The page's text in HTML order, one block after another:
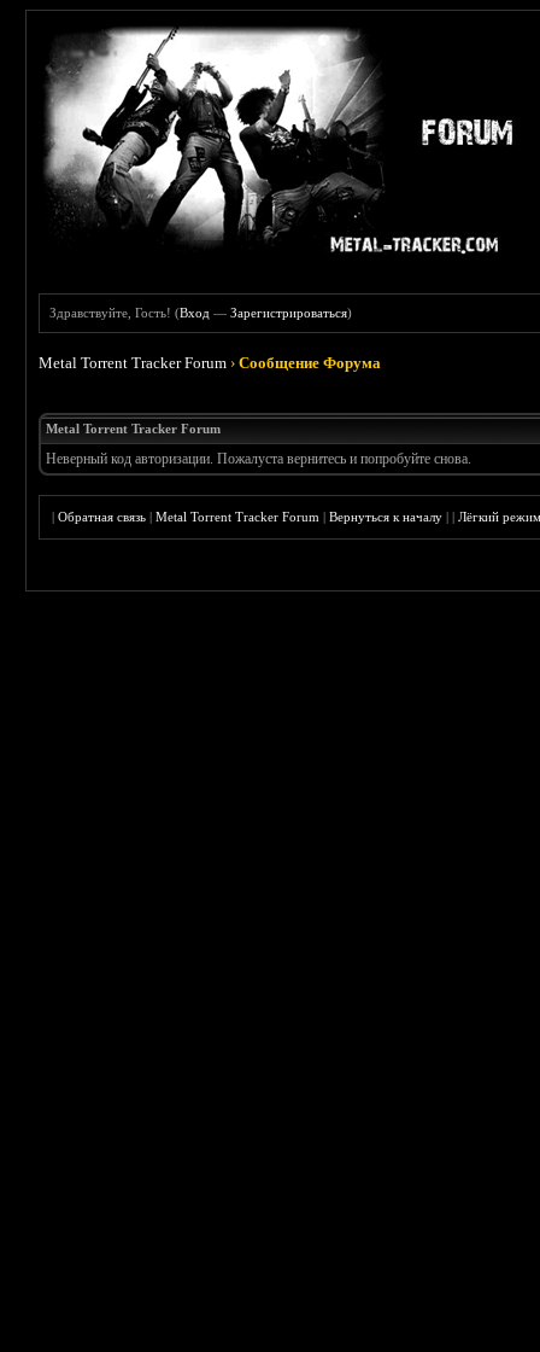
Здравствуйте, Гость! (Вход —Зарегистрироваться)
Metal Torrent Tracker Forum ›Сообщение Форума
Metal Torrent Tracker Forum
Неверный код авторизации. Пожалуста вернитесь и попробуйте снова.
|Обратная связь |Metal Torrent Tracker Forum |Вернуться к началу ||Лёгкий